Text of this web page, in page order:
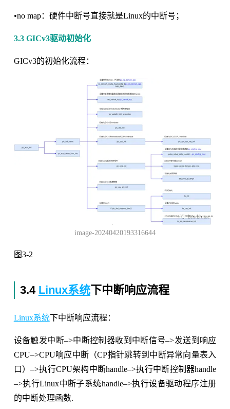
•no map：硬件中断号直接就是Linux的中断号；
3.3 GICv3驱动初始化
GICv3的初始化流程：
image-20240420193316644
图3-2
3.4 Linux系统下中断响应流程
Linux系统下中断响应流程：
设备触发中断–>中断控制器收到中断信号–>发送到响应
CPU–>CPU响应中断（CP指针跳转到中断异常向量表入
口）–>执行CPU架构中断handle–>执行中断控制器handle
–>执行Linux中断子系统handle–>执行设备驱动程序注册
的中断处理函数.